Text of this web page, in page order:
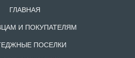
ГЛАВНАЯ
И ПОКУПАТЕЛЯМ
ПОСЕЛКИ